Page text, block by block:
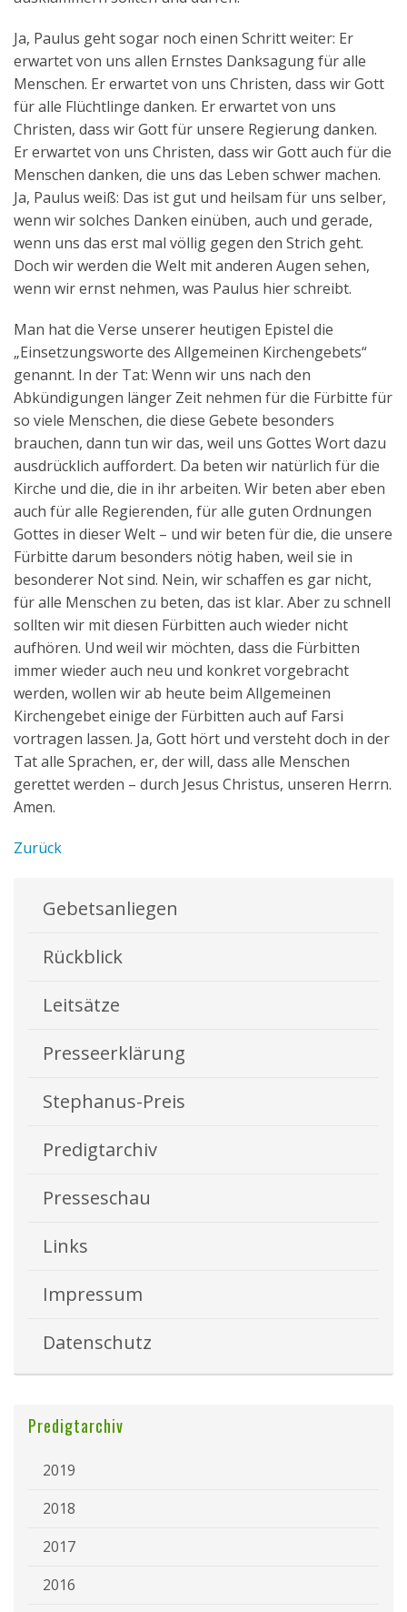
Ja, Paulus geht sogar noch einen Schritt weiter: Er
erwartet von uns allen Ernstes Danksagung für alle
Menschen. Er erwartet von uns Christen, dass wir Gott
für alle Flüchtlinge danken. Er erwartet von uns
Christen, dass wir Gott für unsere Regierung danken.
Er erwartet von uns Christen, dass wir Gott auch für die
Menschen danken, die uns das Leben schwer machen.
Ja, Paulus weiß: Das ist gut und heilsam für uns selber,
wenn wir solches Danken einüben, auch und gerade,
wenn uns das erst mal völlig gegen den Strich geht.
Doch wir werden die Welt mit anderen Augen sehen,
wenn wir ernst nehmen, was Paulus hier schreibt.
Man hat die Verse unserer heutigen Epistel die
„Einsetzungsworte des Allgemeinen Kirchengebets“
genannt. In der Tat: Wenn wir uns nach den
Abkündigungen länger Zeit nehmen für die Fürbitte für
so viele Menschen, die diese Gebete besonders
brauchen, dann tun wir das, weil uns Gottes Wort dazu
ausdrücklich auffordert. Da beten wir natürlich für die
Kirche und die, die in ihr arbeiten. Wir beten aber eben
auch für alle Regierenden, für alle guten Ordnungen
Gottes in dieser Welt – und wir beten für die, die unsere
Fürbitte darum besonders nötig haben, weil sie in
besonderer Not sind. Nein, wir schaffen es gar nicht,
für alle Menschen zu beten, das ist klar. Aber zu schnell
sollten wir mit diesen Fürbitten auch wieder nicht
aufhören. Und weil wir möchten, dass die Fürbitten
immer wieder auch neu und konkret vorgebracht
werden, wollen wir ab heute beim Allgemeinen
Kirchengebet einige der Fürbitten auch auf Farsi
vortragen lassen. Ja, Gott hört und versteht doch in der
Tat alle Sprachen, er, der will, dass alle Menschen
gerettet werden – durch Jesus Christus, unseren Herrn.
Amen.
Zurück
Gebetsanliegen
Rückblick
Leitsätze
Presseerklärung
Stephanus-Preis
Predigtarchiv
Presseschau
Links
Impressum
Datenschutz
Predigtarchiv
2019
2018
2017
2016